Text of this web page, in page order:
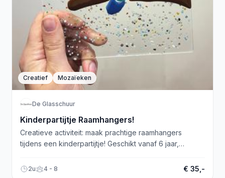
Creatief Mozaïeken
De Glasschuur
Kinderpartijtje Raamhangers!
Creatieve activiteit: maak prachtige raamhangers
tijdens een kinderpartijtje! Geschikt vanaf 6 jaar,
nu!2u 4 - 8 € 35,-